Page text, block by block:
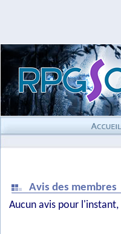
Avis des membres
Aucun avis pour l'instant,